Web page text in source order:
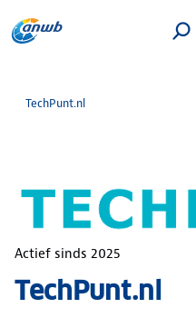
TechPunt.nl
Actief sinds 2025
TechPunt.nl